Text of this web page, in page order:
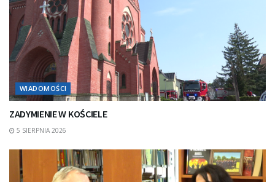
WIADOMOŚCI
ZADYMIENIE W KOŚCIELE
5 SIERPNIA 2026